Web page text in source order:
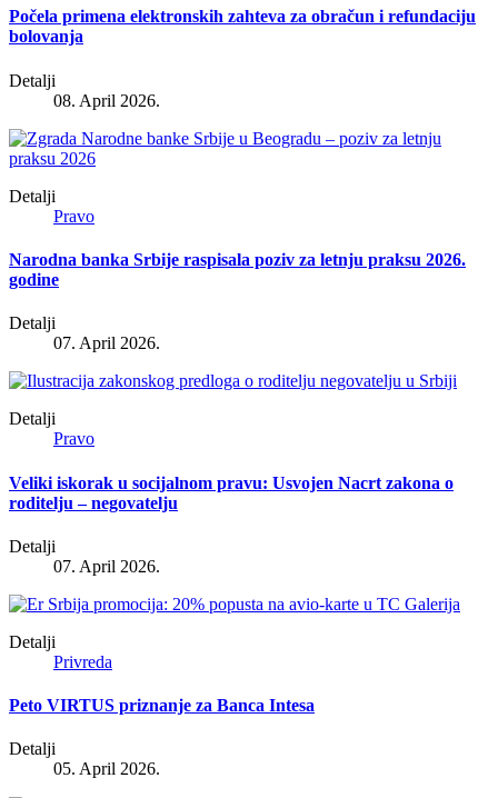
Počela primena elektronskih zahteva za obračun i refundaciju
bolovanja
Detalji
08. April 2026.
Detalji
Pravo
Narodna banka Srbije raspisala poziv za letnju praksu 2026.
godine
Detalji
07. April 2026.
Detalji
Pravo
Veliki iskorak u socijalnom pravu: Usvojen Nacrt zakona o
roditelju – negovatelju
Detalji
07. April 2026.
Detalji
Privreda
Peto VIRTUS priznanje za Banca Intesa
Detalji
05. April 2026.